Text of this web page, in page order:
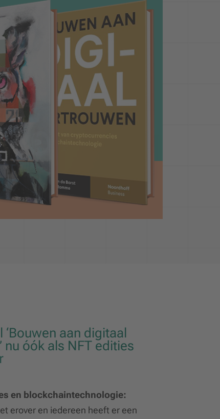
‘Bouwen aan digitaal
nu óók als NFT edities
en blockchaintechnologie:
erover en iedereen heeft er een